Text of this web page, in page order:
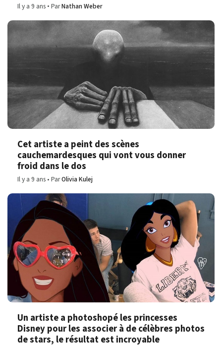
Il y a 9 ans ParNathan Weber
Cet artiste a peint des scènes
cauchemardesques qui vont vous donner
froid dans le dos
Il y a 9 ans ParOlivia Kulej
Un artiste a photoshopé les princesses
Disney pour les associer à de célèbres photos
de stars, le résultat est incroyable